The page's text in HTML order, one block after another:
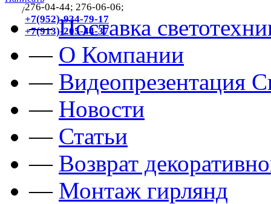
/276-04-44; 276-06-06;
+7(952)-934-79-17
+7(913)-205-44-37
—Поставка
— О Компании
— Видеопрезентация
— Новости
— Статьи
— Возврат
— Монтаж гирлянд